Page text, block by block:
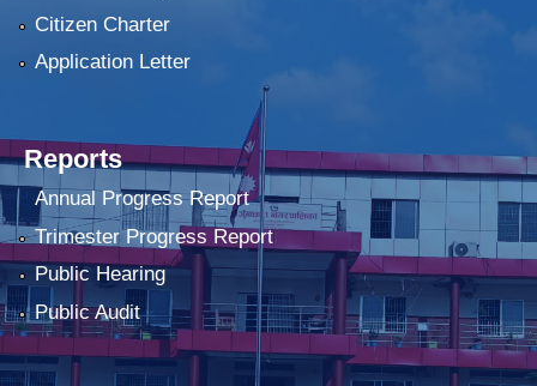
Citizen Charter
Application Letter
Reports
Annual Progress Report
Trimester Progress Report
Public Hearing
Public Audit